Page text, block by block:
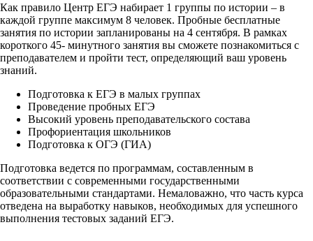
Как правило Центр ЕГЭ набирает 1 группы по истории – в
каждой группе максимум 8 человек. Пробные бесплатные
занятия по истории запланированы на 4 сентября. В рамках
короткого 45- минутного занятия вы сможете познакомиться с
преподавателем и пройти тест, определяющий ваш уровень
знаний.
Подготовка к ЕГЭ в малых группах
Проведение пробных ЕГЭ
Высокий уровень преподавательского состава
Профориентация школьников
Подготовка к ОГЭ (ГИА)
Подготовка ведется по программам, составленным в
соответствии с современными государственными
образовательными стандартами. Немаловажно, что часть курса
отведена на выработку навыков, необходимых для успешного
выполнения тестовых заданий ЕГЭ.